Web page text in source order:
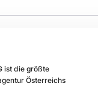
ist die größte
Österreichs